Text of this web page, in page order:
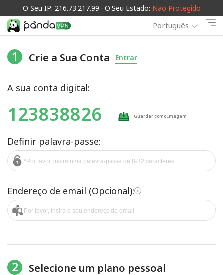
O Seu IP: 216.73.217.99 · O Seu Estado: Não Protegido
Português
1 Crie a Sua Conta Entrar
A sua conta digital:
123838826 Guardar como Imagem
Definir palavra-passe:
Endereço de email (Opcional): i
2 Selecione um plano pessoal